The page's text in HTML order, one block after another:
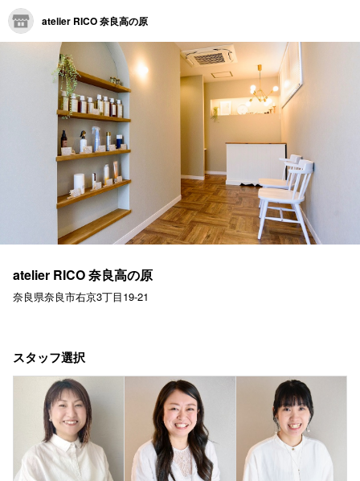
atelier RICO 奈良高の原
atelier RICO 奈良高の原
奈良県奈良市右京3丁目19-21
スタッフ選択